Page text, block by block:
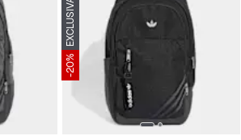
-20%